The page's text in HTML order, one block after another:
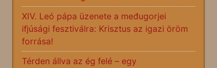
XIV. Leó pápa üzenete a međugorjei
ifjúsági fesztiválra: Krisztus az igazi öröm
forrása!
Térden állva az ég felé – egy